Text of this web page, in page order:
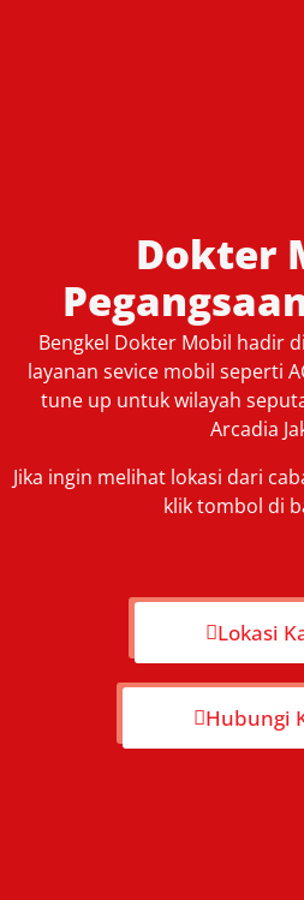
Dokter
Bengkel Dokter Mobil hadir
layanan sevice mobil seperti
tune up untuk wilayah
Arcadia
Jika ingin melihat lokasi dari
klik tombol di
Lokasi
Hubungi